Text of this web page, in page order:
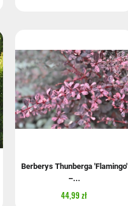
Berberys Thunberga 'Flamingo'
–...
44,99 zł